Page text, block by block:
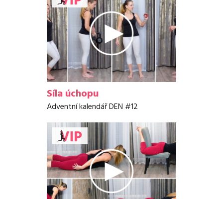
Síla úchopu
Adventní kalendář DEN #12